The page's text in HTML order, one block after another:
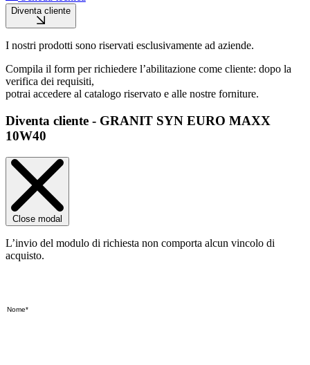
Diventa cliente
I nostri prodotti sono riservati esclusivamente ad aziende.
Compila il form per richiedere l’abilitazione come cliente: dopo la
verifica dei requisiti,
potrai accedere al catalogo riservato e alle nostre forniture.
Diventa cliente - GRANIT SYN EURO MAXX
10W40
Close modal
L’invio del modulo di richiesta non comporta alcun vincolo di
acquisto.